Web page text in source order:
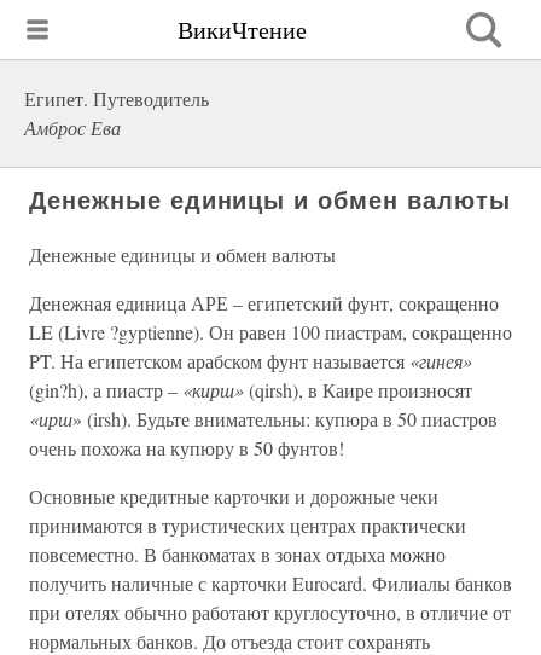
ВикиЧтение
Египет. Путеводитель
Амброс Ева
Денежные единицы и обмен валюты
Денежные единицы и обмен валюты
Денежная единица АРЕ – египетский фунт, сокращенно
LE (Livre ?gyptienne). Он равен 100 пиастрам, сокращенно
PT. На египетском арабском фунт называется «гинея»
(gin?h), а пиастр – «кирш»(qirsh), в Каире произносят
«ирш» (irsh). Будьте внимательны: купюра в 50 пиастров
очень похожа на купюру в 50 фунтов!
Основные кредитные карточки и дорожные чеки
принимаются в туристических центрах практически
повсеместно. В банкоматах в зонах отдыха можно
получить наличные с карточки Eurocard. Филиалы банков
при отелях обычно работают круглосуточно, в отличие от
нормальных банков. До отъезда стоит сохранять